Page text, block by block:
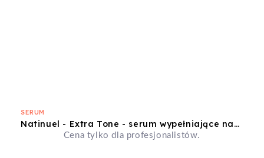
SERUM
Natinuel - Extra Tone - serum wypełniające napinające liftingujące - 30ml
Cena tylko dla profesjonalistów.